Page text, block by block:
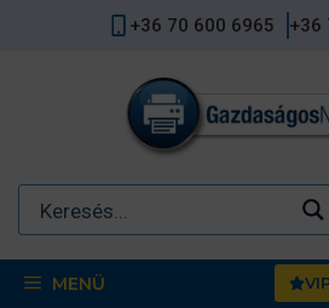
+36 70 600 6965 +36
MENÜ